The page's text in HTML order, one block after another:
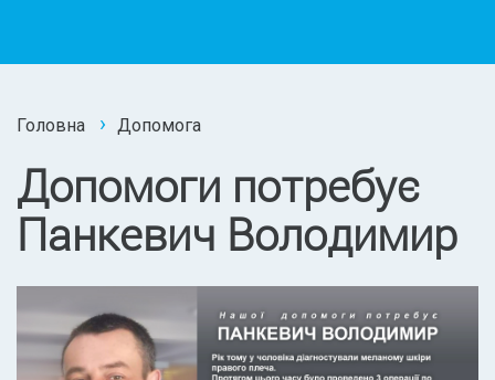
Головна Допомога
Допомоги потребує
Панкевич Володимир